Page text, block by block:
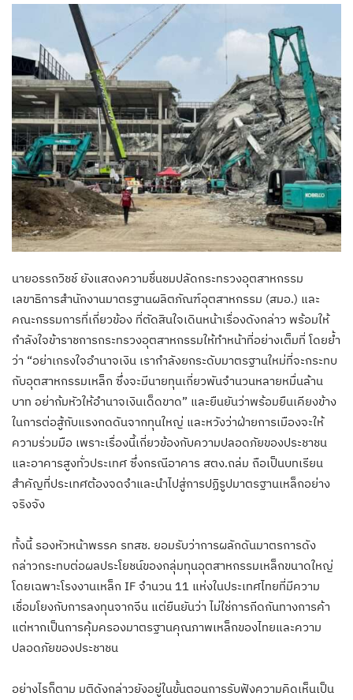
นายอรรถวิชช์ ยังแสดงความชื่นชมปลัดกระทรวงอุตสาหกรรม
เลขาธิการสำนักงานมาตรฐานผลิตภัณฑ์อุตสาหกรรม (สมอ.) และ
คณะกรรมการที่เกี่ยวข้อง ที่ตัดสินใจเดินหน้าเรื่องดังกล่าว พร้อมให้
กำลังใจข้าราชการกระทรวงอุตสาหกรรมให้ทำหน้าที่อย่างเต็มที่ โดยย้ำ
ว่า “อย่าเกรงใจอำนาจเงิน เรากำลังยกระดับมาตรฐานใหม่ที่จะกระทบ
กับอุตสาหกรรมเหล็ก ซึ่งจะมีนายทุนเกี่ยวพันจำนวนหลายหมื่นล้าน
บาท อย่าก้มหัวให้อำนาจเงินเด็ดขาด” และยืนยันว่าพร้อมยืนเคียงข้าง
ในการต่อสู้กับแรงกดดันจากทุนใหญ่ และหวังว่าฝ่ายการเมืองจะให้
ความร่วมมือ เพราะเรื่องนี้เกี่ยวข้องกับความปลอดภัยของประชาชน
และอาคารสูงทั่วประเทศ ซึ่งกรณีอาคาร สตง.ถล่ม ถือเป็นบทเรียน
สำคัญที่ประเทศต้องจดจำและนำไปสู่การปฏิรูปมาตรฐานเหล็กอย่าง
จริงจัง
ทั้งนี้ รองหัวหน้าพรรค รทสช. ยอมรับว่าการผลักดันมาตรการดัง
กล่าวกระทบต่อผลประโยชน์ของกลุ่มทุนอุตสาหกรรมเหล็กขนาดใหญ่
โดยเฉพาะโรงงานเหล็ก IF จำนวน 11 แห่งในประเทศไทยที่มีความ
เชื่อมโยงกับการลงทุนจากจีน แต่ยืนยันว่า ไม่ใช่การกีดกันทางการค้า
แต่หากเป็นการคุ้มครองมาตรฐานคุณภาพเหล็กของไทยและความ
ปลอดภัยของประชาชน
อย่างไรก็ตาม มติดังกล่าวยังอยู่ในขั้นตอนการรับฟังความคิดเห็นเป็น